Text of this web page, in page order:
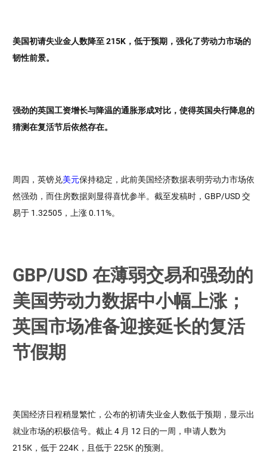
美国初请失业金人数降至 215K，低于预期，强化了劳动力市场的
韧性前景。
强劲的英国工资增长与降温的通胀形成对比，使得英国央行降息的
猜测在复活节后依然存在。
周四，英镑兑美元保持稳定，此前美国经济数据表明劳动力市场依
然强劲，而住房数据则显得喜忧参半。截至发稿时，GBP/USD 交
易于 1.32505，上涨 0.11%。
GBP/USD 在薄弱交易和强劲的
美国劳动力数据中小幅上涨；
英国市场准备迎接延长的复活
节假期
美国经济日程稍显繁忙，公布的初请失业金人数低于预期，显示出
就业市场的积极信号。截止 4 月 12 日的一周，申请人数为
215K，低于 224K，且低于 225K 的预测。